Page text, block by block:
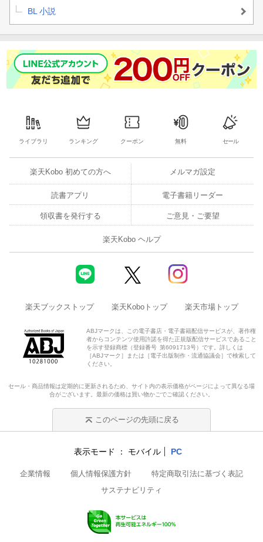
BL 小説
ライブラリ ランキング クーポン 無料 セール
楽天Kobo 初めての方へ メルマガ設定
読書アプリ 電子書籍リーダー
領収書を発行する ご意見・ご要望
楽天Kobo ヘルプ
楽天ブックストップ 楽天Koboトップ 楽天市場トップ
ABJマークは、この電子書店・電子書籍配信サービスが、著作権
者からコンテンツ使用許諾を得た正規版配信サービスであること
を示す登録商標（登録番号 第6091713号）です。詳しくは
［ABJマーク］または［電子出版制作・流通協議会］で検索して
ください。
セール・商品情報は定期的に更新されるため、サイト内の表示価格がページによって異なる場
合がございます。最新の価格は買い物かごでご確認ください。
このページの先頭に戻る
表示モード モバイル PC
企業情報 個人情報保護方針
特定商取引法に基づく表記
サステナビリティ